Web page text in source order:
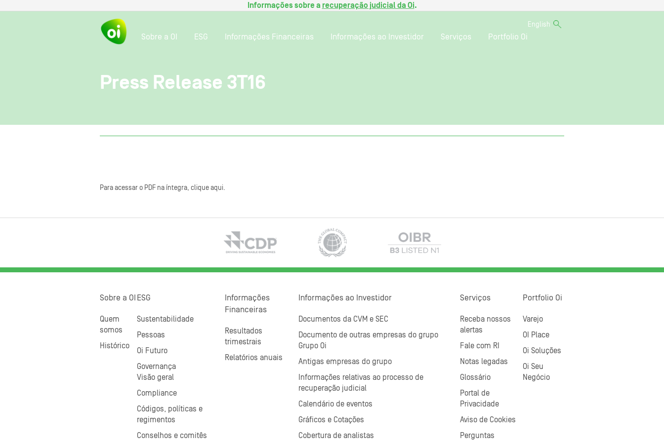
Informações sobre a recuperação judicial da Oi.
English
Sobre a OI ESG Informações Financeiras Informações ao Investidor Serviços Portfolio Oi
Press Release 3T16
Para acessar o PDF na íntegra, clique aqui.
Sobre a OI
Quem
somos
Histórico
ESG
Sustentabilidade
Pessoas
Oi Futuro
Governança
Visão geral
Compliance
Códigos, políticas e
regimentos
Conselhos e comitês
Informações
Financeiras
Resultados
trimestrais
Relatórios anuais
Informações ao Investidor
Documentos da CVM e SEC
Documento de outras empresas do grupo
Grupo Oi
Antigas empresas do grupo
Informações relativas ao processo de
recuperação judicial
Calendário de eventos
Gráficos e Cotações
Cobertura de analistas
Serviços
Receba nossos
alertas
Fale com RI
Notas legadas
Glossário
Portal de
Privacidade
Aviso de Cookies
Perguntas
Portfolio Oi
Varejo
OI Place
Oi Soluções
Oi Seu
Negócio